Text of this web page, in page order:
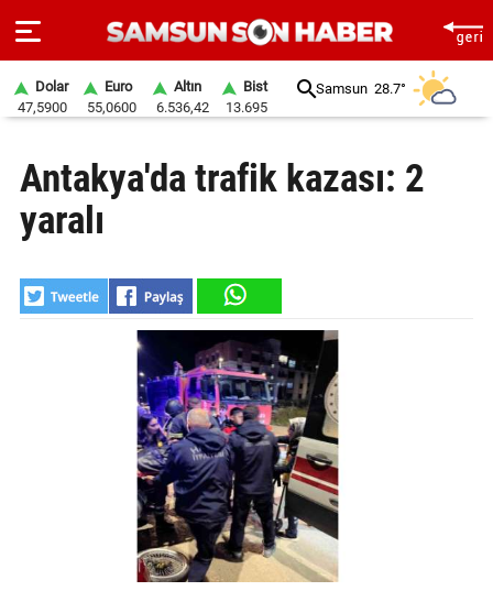
SAYFA
SAMSUN
SAMSUNSPOR
Dolar
47,5900
Euro
55,0600
Altın
6.536,42
Bist
13.695
Samsun 28.7°
Antakya'da trafik kazası: 2
yaralı